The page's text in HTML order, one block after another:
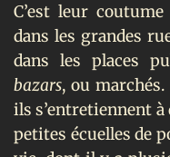
C’est leur
dans les grandes
dans les places
bazars, ou
ils s’entretiennent
petites écuelles de